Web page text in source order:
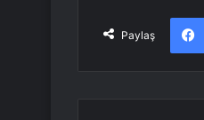
Paylaş